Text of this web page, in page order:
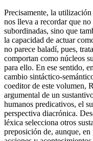
Precisamente, la utilización
nos lleva a recordar que
subordinadas, sino que
la capacidad de actuar
no parece baladí, pues,
comportan como núcleos
para ello. En ese sentido,
cambio sintáctico-
coeditor de este volumen,
argumental de un
humanos predicativos, el
perspectiva diacrónica.
léxica selecciona otros
preposición de, aunque,